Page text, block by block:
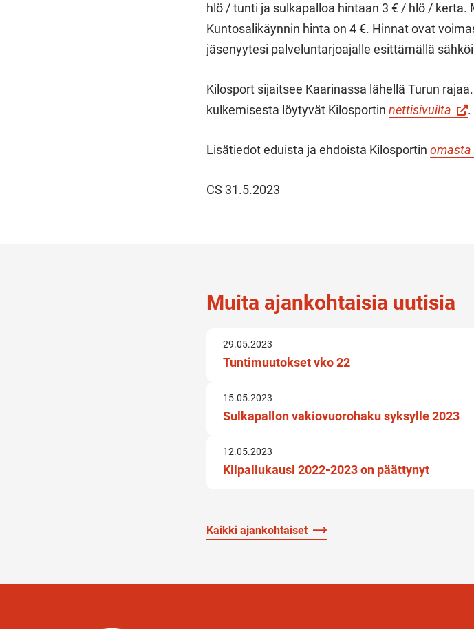
hlö / tunti ja sulkapalloa hintaan 3 € / hlö / kerta.
Kuntosalikäynnin hinta on 4 €. Hinnat ovat
jäsenyytesi palveluntarjoajalle esittämällä
Kilosport sijaitsee Kaarinassa lähellä Turun
kulkemisesta löytyvät Kilosportinnettisivuilta .
Lisätiedot eduista ja ehdoista Kilosportinomasta
CS 31.5.2023
Muita ajankohtaisia uutisia
29.05.2023
Tuntimuutokset vko 22
15.05.2023
Sulkapallon vakiovuorohaku syksylle 2023
12.05.2023
Kilpailukausi 2022-2023 on päättynyt
Kaikki ajankohtaiset